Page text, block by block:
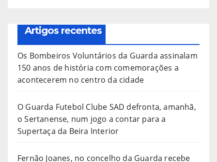
Artigos recentes
Os Bombeiros Voluntários da Guarda assinalam
150 anos de história com comemorações a
acontecerem no centro da cidade
O Guarda Futebol Clube SAD defronta, amanhã,
o Sertanense, num jogo a contar para a
Supertaça da Beira Interior
Fernão Joanes, no concelho da Guarda recebe